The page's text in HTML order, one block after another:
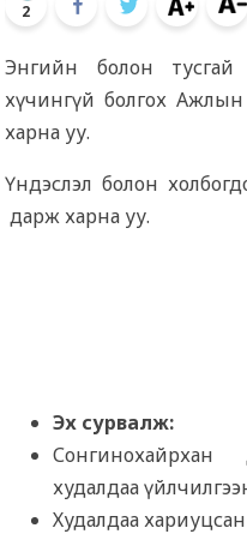
2
Энгийн болон тусгай
хүчингүй болгох
харна уу.
Үндэслэл болон
дарж харна уу.
Эх сурвалж:
худалдаа
Худалдаа